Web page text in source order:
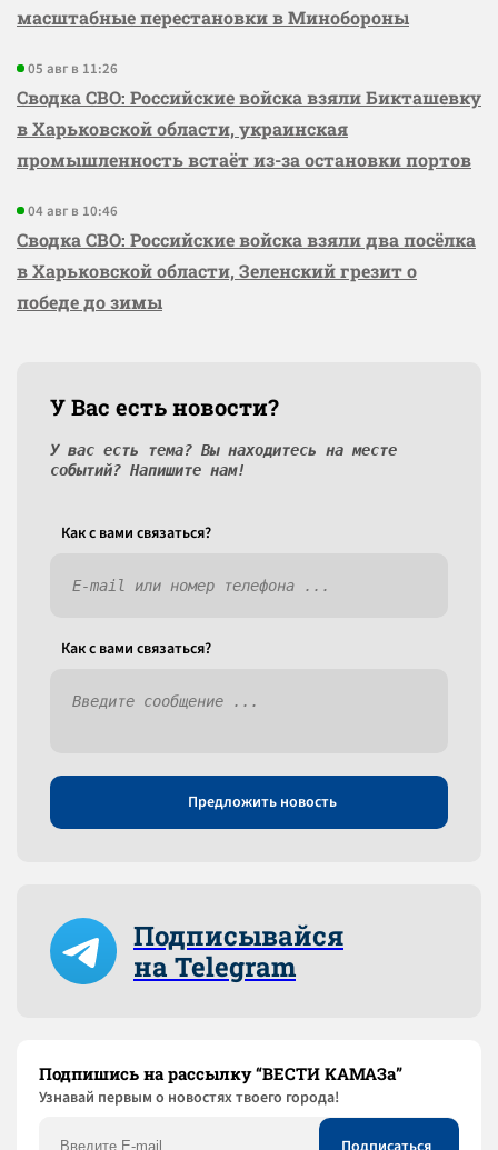
масштабные перестановки в Минобороны
05 авг в 11:26
Сводка СВО: Российские войска взяли Бикташевку
в Харьковской области, украинская
промышленность встаёт из-за остановки портов
04 авг в 10:46
Сводка СВО: Российские войска взяли два посёлка
в Харьковской области, Зеленский грезит о
победе до зимы
У Вас есть новости?
У вас есть тема? Вы находитесь на месте
событий? Напишите нам!
Как c вами связаться?
Как c вами связаться?
Предложить новость
Подписывайся
на Telegram
Подпишись на рассылку “ВЕСТИ КАМАЗа”
Узнaвай первым о новостях твоего города!